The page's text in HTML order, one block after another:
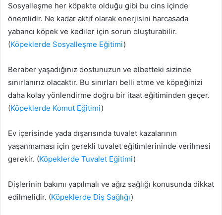
Sosyalleşme her köpekte olduğu gibi bu cins içinde
önemlidir. Ne kadar aktif olarak enerjisini harcasada
yabancı köpek ve kediler için sorun oluşturabilir.
(Köpeklerde Sosyalleşme Eğitimi)
Beraber yaşadığınız dostunuzun ve elbetteki sizinde
sınırlanırız olacaktır. Bu sınırları belli etme ve köpeğinizi
daha kolay yönlendirme doğru bir itaat eğitiminden geçer.
(Köpeklerde Komut Eğitimi)
Ev içerisinde yada dışarısında tuvalet kazalarının
yaşanmaması için gerekli tuvalet eğitimlerininde verilmesi
gerekir. (Köpeklerde Tuvalet Eğitimi)
Dişlerinin bakımı yapılmalı ve ağız sağlığı konusunda dikkat
edilmelidir. (Köpeklerde Diş Sağlığı)